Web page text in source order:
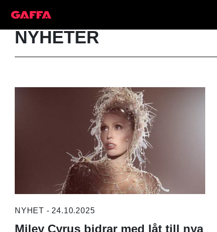
NYHETER
NYHET - 24.10.2025
Miley Cyrus bidrar med låt till nya